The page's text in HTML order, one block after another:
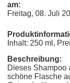
am:
Freitag, 08. Juli
Inhalt: 250 ml,
Beschreibung:
Dieses Shampoo
schöne Flasche